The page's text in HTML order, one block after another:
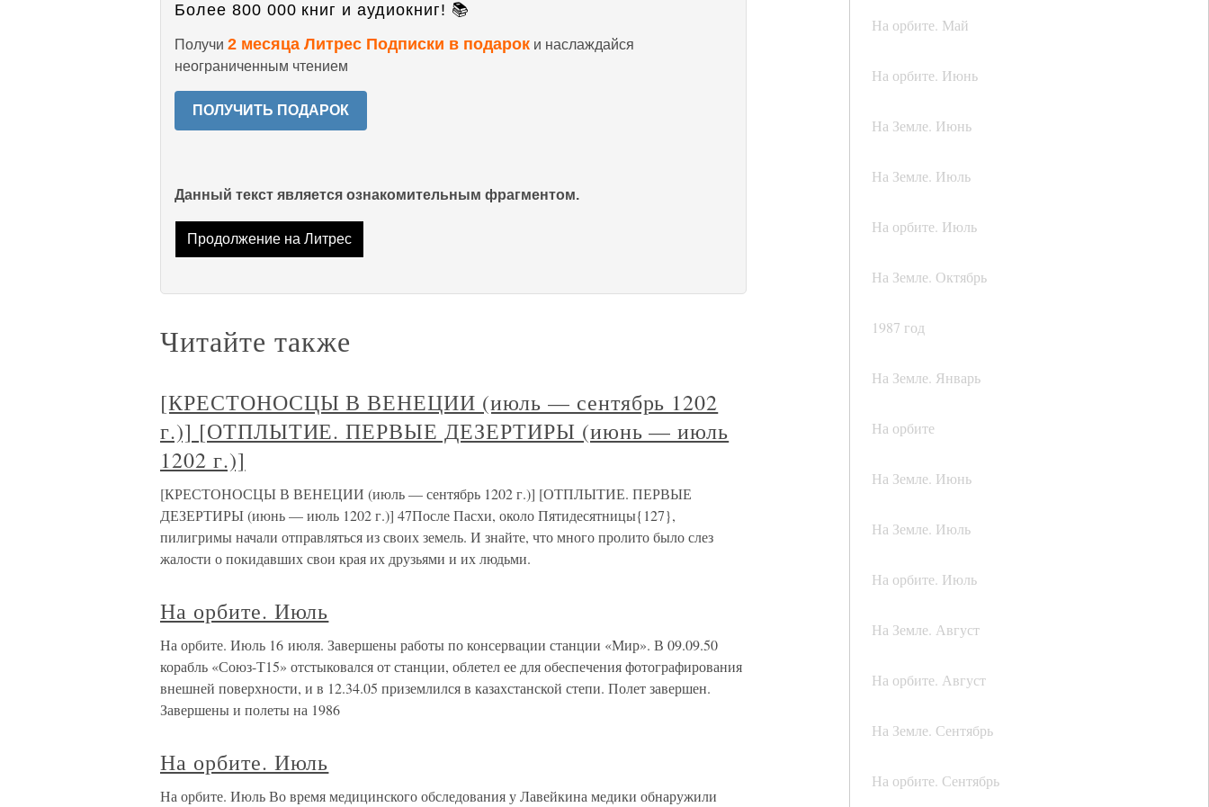
На орбите. Май
На орбите. Июнь
На Земле. Июнь
На Земле. Июль
На орбите. Июль
На Земле. Октябрь
1987 год
На Земле. Январь
На орбите
На Земле. Июнь
На Земле. Июль
На орбите. Июль
На Земле. Август
На орбите. Август
На Земле. Сентябрь
На орбите. Сентябрь
Более 800 000 книг и аудиокниг! 📚
Получи 2 месяца Литрес Подписки в подарок и наслаждайся
неограниченным чтением
ПОЛУЧИТЬ ПОДАРОК
Данный текст является ознакомительным фрагментом.
Продолжение на Литрес
Читайте также
[КРЕСТОНОСЦЫ В ВЕНЕЦИИ (июль — сентябрь 1202
г.)] [ОТПЛЫТИЕ. ПЕРВЫЕ ДЕЗЕРТИРЫ (июнь — июль
1202 г.)]
[КРЕСТОНОСЦЫ В ВЕНЕЦИИ (июль — сентябрь 1202 г.)] [ОТПЛЫТИЕ. ПЕРВЫЕ
ДЕЗЕРТИРЫ (июнь — июль 1202 г.)] 47После Пасхи, около Пятидесятницы{127},
пилигримы начали отправляться из своих земель. И знайте, что много пролито было слез
жалости о покидавших свои края их друзьями и их людьми.
На орбите. Июль
На орбите. Июль 16 июля. Завершены работы по консервации станции «Мир». В 09.09.50
корабль «Союз-Т15» отстыковался от станции, облетел ее для обеспечения фотографирования
внешней поверхности, и в 12.34.05 приземлился в казахстанской степи. Полет завершен.
Завершены и полеты на 1986
На орбите. Июль
На орбите. Июль Во время медицинского обследования у Лавейкина медики обнаружили